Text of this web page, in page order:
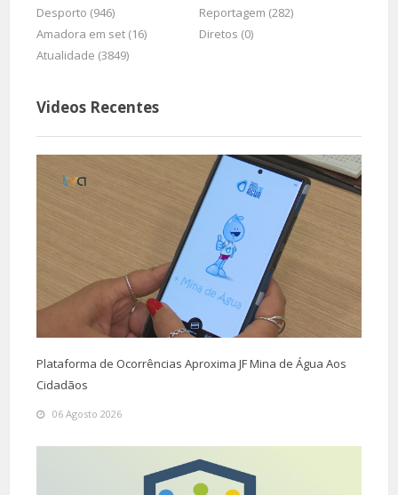
Desporto (946)
Reportagem (282)
Amadora em set (16)
Diretos (0)
Atualidade (3849)
Videos Recentes
Plataforma de Ocorrências Aproxima JF Mina de Água Aos
Cidadãos
06 Agosto 2026